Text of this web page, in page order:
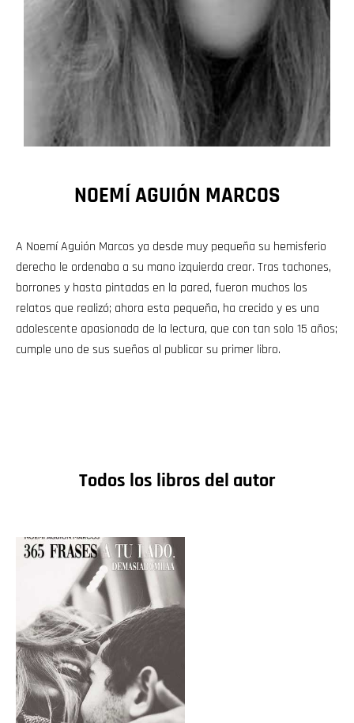
NOEMÍ AGUIÓN MARCOS
A Noemí Aguión Marcos ya desde muy pequeña su hemisferio
derecho le ordenaba a su mano izquierda crear. Tras tachones,
borrones y hasta pintadas en la pared, fueron muchos los
relatos que realizó; ahora esta pequeña, ha crecido y es una
adolescente apasionada de la lectura, que con tan solo 15 años;
cumple uno de sus sueños al publicar su primer libro.
Todos los libros del autor